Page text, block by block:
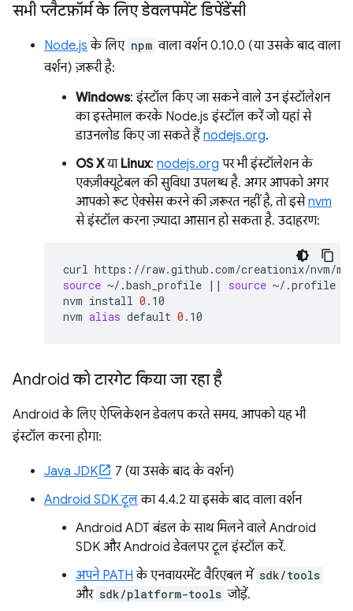
सभी प्लैटफ़ॉर्म के लिए डेवलपमेंट डिपेंडेंसी
Node.js के लिए npm वाला वर्शन 0.10.0 (या उसके बाद वाला
वर्शन) ज़रूरी है:
Windows: इंस्टॉल किए जा सकने वाले उन इंस्टॉलेशन
का इस्तेमाल करके Node.js इंस्टॉल करें जो यहां से
डाउनलोड किए जा सकते हैं nodejs.org.
OS Xया Linux: nodejs.org पर भी इंस्टॉलेशन के
एक्ज़ीक्यूटेबल की सुविधा उपलब्ध है. अगर आपको अगर
आपको रूट ऐक्सेस करने की ज़रूरत नहीं है, तो इसेnvm
से इंस्टॉल करना ज़्यादा आसान हो सकता है. उदाहरण:
curl https://raw.github.com/creationix/nvm/
source ~/.bash_profile || source ~/.profile
nvm install 0 .10
nvm alias default 0
Android को टारगेट किया जा रहा है
Android के लिए ऐप्लिकेशन डेवलप करते समय, आपको यह भी
इंस्टॉल करना होगा:
Java JDK
7 (या उसके बाद के वर्शन)
Android SDK टूलका 4.4.2 या इसके बाद वाला वर्शन
Android ADT बंडल के साथ मिलने वाले Android
SDK और Android डेवलपर टूल इंस्टॉल करें.
अपने PATH के एनवायरमेंट वैरिएबल में sdk/tools
और sdk/platform-tools जोड़ें.